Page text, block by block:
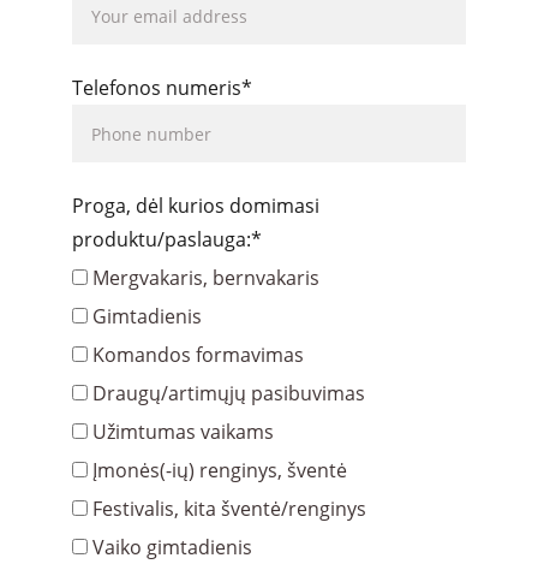
Telefonos numeris*
Proga, dėl kurios domimasi
produktu/paslauga:*
Mergvakaris, bernvakaris
Gimtadienis
Komandos formavimas
Draugų/artimųjų pasibuvimas
Užimtumas vaikams
Įmonės(-ių) renginys, šventė
Festivalis, kita šventė/renginys
Vaiko gimtadienis